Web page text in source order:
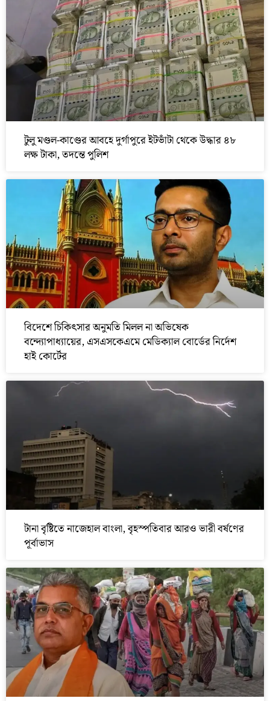
টুলু মণ্ডল-কাণ্ডের আবহে দুর্গাপুরে ইটভাঁটা থেকে উদ্ধার ৪৮
লক্ষ টাকা, তদন্তে পুলিশ
বিদেশে চিকিৎসার অনুমতি মিলল না অভিষেক
বন্দ্যোপাধ্যায়ের, এসএসকেএমে মেডিক্যাল বোর্ডের নির্দেশ
হাই কোর্টের
টানা বৃষ্টিতে নাজেহাল বাংলা, বৃহস্পতিবার আরও ভারী বর্ষণের
পূর্বাভাস